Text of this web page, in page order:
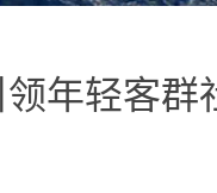
年轻客群